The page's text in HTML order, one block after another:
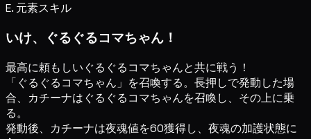
E. 元素スキル
いけ、ぐるぐるコマちゃん！
最高に頼もしいぐるぐるコマちゃんと共に戦う！
「ぐるぐるコマちゃん」を召喚する。長押しで発動した場
合、カチーナはぐるぐるコマちゃんを召喚し、その上に乗
る。
発動後、カチーナは夜魂値を60獲得し、夜魂の加護状態に